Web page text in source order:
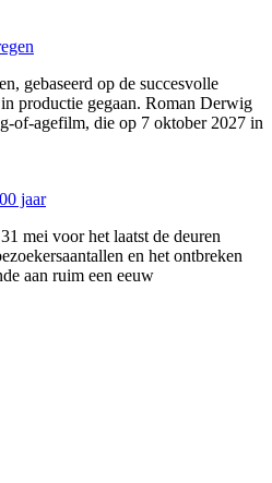
gebaseerd op de succesvolle
productie gegaan. Roman Derwig
of-agefilm, die op 7 oktober 2027 in
jaar
mei voor het laatst de deuren
en het ontbreken
aan ruim een eeuw